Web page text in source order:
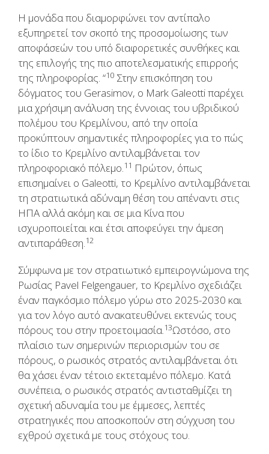
Η μονάδα που διαμορφώνει τον αντίπαλο
εξυπηρετεί τον σκοπό της προσομοίωσης των
αποφάσεών του υπό διαφορετικές συνθήκες και
της επιλογής της πιο αποτελεσματικής επιρροής
της πληροφορίας. “10 Στην επισκόπηση του
δόγματος του Gerasimov, ο Mark Galeotti παρέχει
μια χρήσιμη ανάλυση της έννοιας του υβριδικού
πολέμου του Κρεμλίνου, από την οποία
προκύπτουν σημαντικές πληροφορίες για το πώς
το ίδιο το Κρεμλίνο αντιλαμβάνεται τον
πληροφοριακό πόλεμο.11 Πρώτον, όπως
επισημαίνει ο Galeotti, το Κρεμλίνο αντιλαμβάνεται
τη στρατιωτικά αδύναμη θέση του απέναντι στις
ΗΠΑ αλλά ακόμη και σε μια Κίνα που
ισχυροποιείται και έτσι αποφεύγει την άμεση
αντιπαράθεση.12
Σύμφωνα με τον στρατιωτικό εμπειρογνώμονα της
Ρωσίας Pavel Felgengauer, το Κρεμλίνο σχεδιάζει
έναν παγκόσμιο πόλεμο γύρω στο 2025-2030 και
για τον λόγο αυτό ανακατευθύνει εκτενώς τους
πόρους του στην προετοιμασία.13Ωστόσο, στο
πλαίσιο των σημερινών περιορισμών του σε
πόρους, ο ρωσικός στρατός αντιλαμβάνεται ότι
θα χάσει έναν τέτοιο εκτεταμένο πόλεμο. Κατά
συνέπεια, ο ρωσικός στρατός αντισταθμίζει τη
σχετική αδυναμία του με έμμεσες, λεπτές
στρατηγικές που αποσκοπούν στη σύγχυση του
εχθρού σχετικά με τους στόχους του.